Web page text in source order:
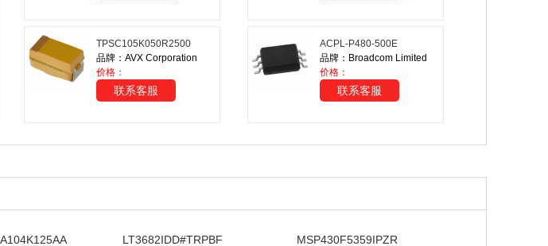
TPSC105K050R2500
品牌：AVX Corporation
价格：
联系客服
ACPL-P480-500E
品牌：Broadcom Limited
价格：
联系客服
LT3682IDD#TRPBF MSP430F5359IPZR